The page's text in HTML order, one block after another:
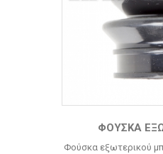
ΦΟΎΣΚΑ
Φούσκα εξωτερικού